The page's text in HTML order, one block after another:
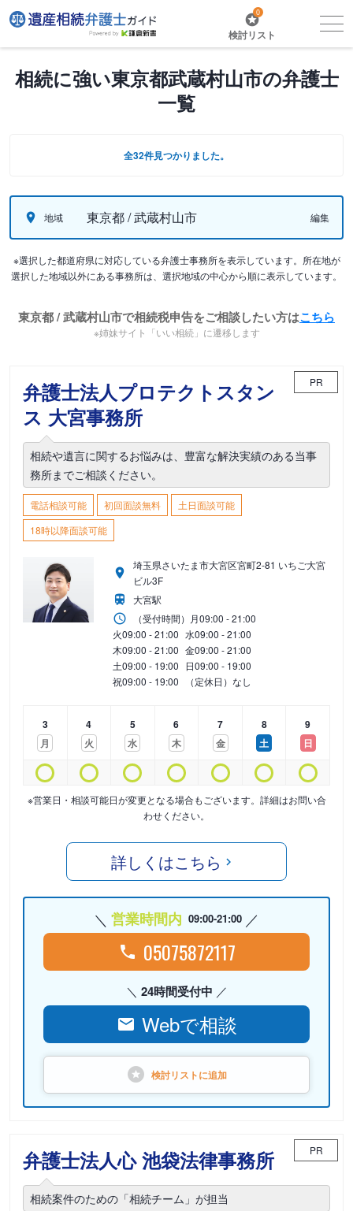
0
検討リスト
相続に強い東京都武蔵村山市の弁護士
一覧
全32件見つかりました。
地域 東京都 / 武蔵村山市 編集
※選択した都道府県に対応している弁護士事務所を表示しています。所在地が
選択した地域以外にある事務所は、選択地域の中心から順に表示しています。
東京都 / 武蔵村山市で相続税申告をご相談したい方はこちら
※姉妹サイト「いい相続」に遷移します
弁護士法人プロテクトスタン
ス 大宮事務所
PR
相続や遺言に関するお悩みは、豊富な解決実績のある当事
務所までご相談ください。
電話相談可能 初回面談無料
土日面談可能
18時以降面談可能
埼玉県さいたま市大宮区宮町2-81 いちご大宮
ビル3F
大宮駅
（受付時間） 月09:00 - 21:00
火09:00 - 21:00 水09:00 - 21:00
木09:00 - 21:00 金09:00 - 21:00
土09:00 - 19:00 日09:00 - 19:00
祝09:00 - 19:00 （定休日）なし
3
月
4
火
5
水
6
木
7
金
8
土
9
日
※営業日・相談可能日が変更となる場合もございます。詳細はお問い合
わせください。
詳しくはこちら
営業時間内 09:00-21:00
05075872117
24時間受付中
Webで相談
検討リストに追加
弁護士法人心 池袋法律事務所 PR
相続案件のための「相続チーム」が担当